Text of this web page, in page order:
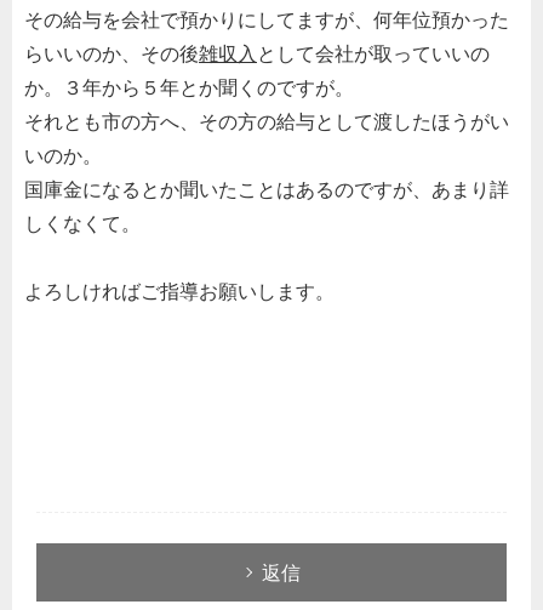
その給与を会社で預かりにしてますが、何年位預かった
らいいのか、その後雑収入 として会社が取っていいの
か。３年から５年とか聞くのですが。
それとも市の方へ、その方の給与として渡したほうがい
いのか。
国庫金になるとか聞いたことはあるのですが、あまり詳
しくなくて。
よろしければご指導お願いします。
返信